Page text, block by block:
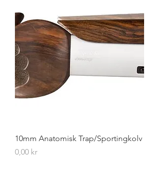
10mm Anatomisk Trap/Sportingkolv
Pris
0,00 kr